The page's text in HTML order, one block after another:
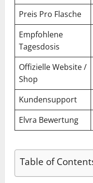
Preis Pro Flasche
Empfohlene
Tagesdosis
Offizielle Website /
Shop
Kundensupport
Elvra Bewertung
Table of